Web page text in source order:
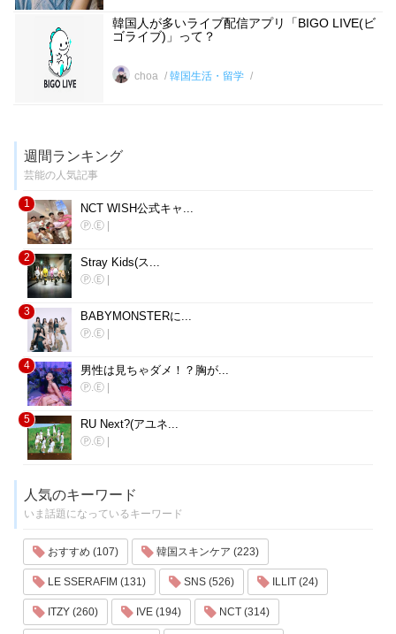
韓国人が多いライブ配信アプリ「BIGO LIVE(ビ
ゴライブ)」って？
choa 韓国生活・留学
週間ランキング
芸能の人気記事
1 NCT WISH公式キャ...
Ⓟ.Ⓔ |
2 Stray Kids(ス...
Ⓟ.Ⓔ |
3 BABYMONSTERに...
Ⓟ.Ⓔ |
4 男性は見ちゃダメ！？胸が...
Ⓟ.Ⓔ |
5 RU Next?(アユネ...
Ⓟ.Ⓔ |
人気のキーワード
いま話題になっているキーワード
おすすめ (107) 韓国スキンケア (223)
LE SSERAFIM (131) SNS (526) ILLIT (24)
ITZY (260) IVE (194) NCT (314)